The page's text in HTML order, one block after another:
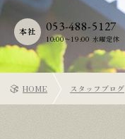
053-488-5127
10:00〜19:00 水曜定休
本社
HOME スタッフブログ